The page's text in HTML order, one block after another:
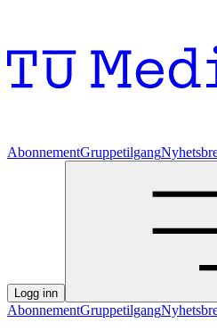
AbonnementGruppetilgang
Logg inn
AbonnementGruppetilgang